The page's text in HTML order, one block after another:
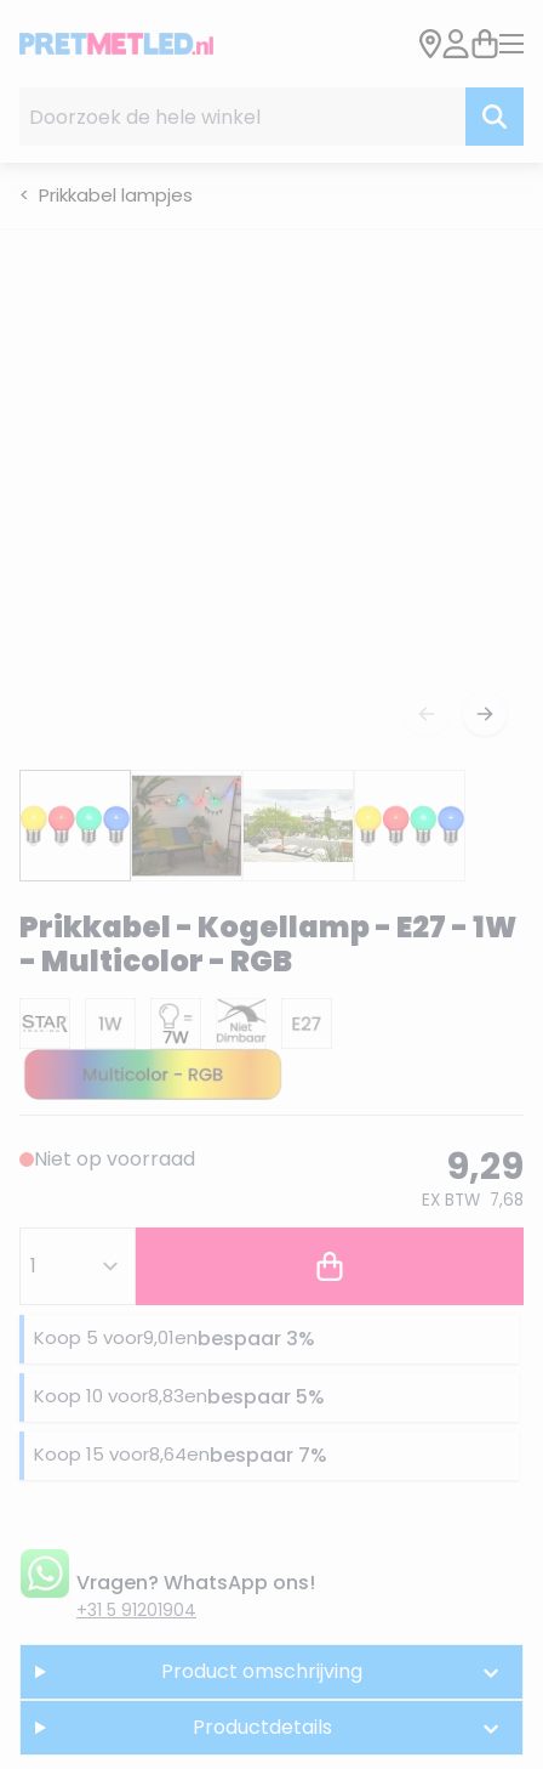
Prikkabel lampjes
Prikkabel - Kogellamp - E27 - 1W
- Multicolor - RGB
Niet op voorraad 9,29
EX BTW 7,68
Koop 5 voor9,01enbespaar 3%
Koop 10 voor8,83enbespaar 5%
Koop 15 voor8,64enbespaar 7%
Vragen? WhatsApp ons!
+31 5 91201904
Product omschrijving
Productdetails